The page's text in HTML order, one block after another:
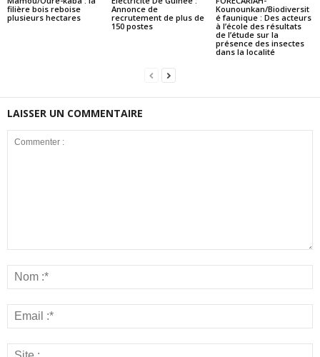
filière bois reboise
plusieurs hectares
Annonce de
recrutement de plus de
150 postes
Kounounkan/Biodiversit
é faunique : Des acteurs
à l’école des résultats
de l’étude sur la
présence des insectes
dans la localité
LAISSER UN COMMENTAIRE